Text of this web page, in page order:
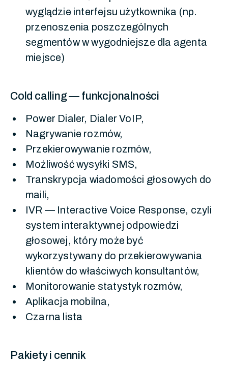
wyglądzie interfejsu użytkownika (np.
przenoszenia poszczególnych
segmentów w wygodniejsze dla agenta
miejsce)
Cold calling — funkcjonalności
Power Dialer, Dialer VoIP,
Nagrywanie rozmów,
Przekierowywanie rozmów,
Możliwość wysyłki SMS,
Transkrypcja wiadomości głosowych do
maili,
IVR — Interactive Voice Response, czyli
system interaktywnej odpowiedzi
głosowej, który może być
wykorzystywany do przekierowywania
klientów do właściwych konsultantów,
Monitorowanie statystyk rozmów,
Aplikacja mobilna,
Czarna lista
Pakiety i cennik